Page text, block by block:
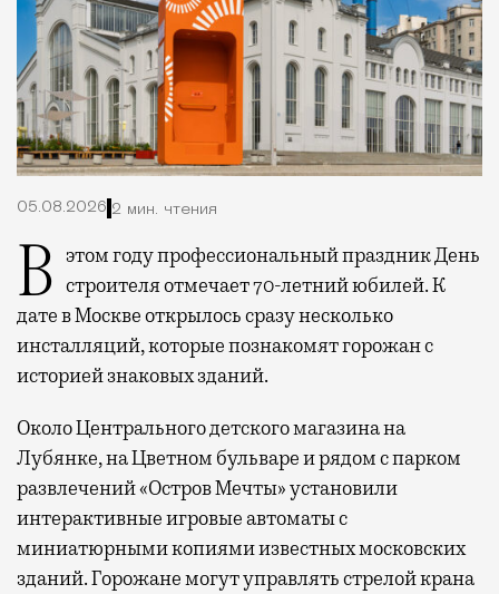
05.08.2026 2 мин. чтения
В этом году профессиональный праздник День строителя отмечает 70-летний юбилей. К
дате в Москве открылось сразу несколько
инсталляций, которые познакомят горожан с
историей знаковых зданий.
Около Центрального детского магазина на
Лубянке, на Цветном бульваре и рядом с парком
развлечений «Остров Мечты» установили
интерактивные игровые автоматы с
миниатюрными копиями известных московских
зданий. Горожане могут управлять стрелой крана